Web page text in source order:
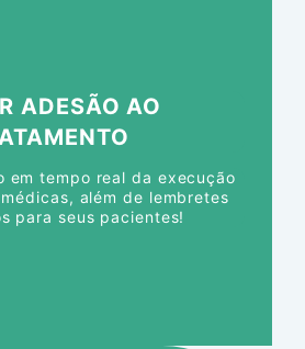
ADESÃO AO
em tempo real da execução
além de lembretes
para seus pacientes!